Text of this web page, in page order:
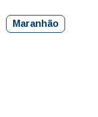
Maranhão